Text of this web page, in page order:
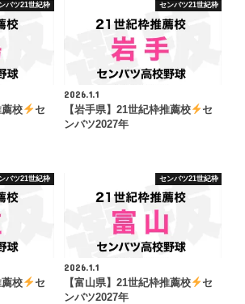
バツ21世紀枠
薦校
セ
センバツ21世紀枠
2026.1.1
【岩手県】21世紀枠推薦校
セ
ンバツ2027年
バツ21世紀枠
薦校
セ
センバツ21世紀枠
2026.1.1
【富山県】21世紀枠推薦校
セ
ンバツ2027年